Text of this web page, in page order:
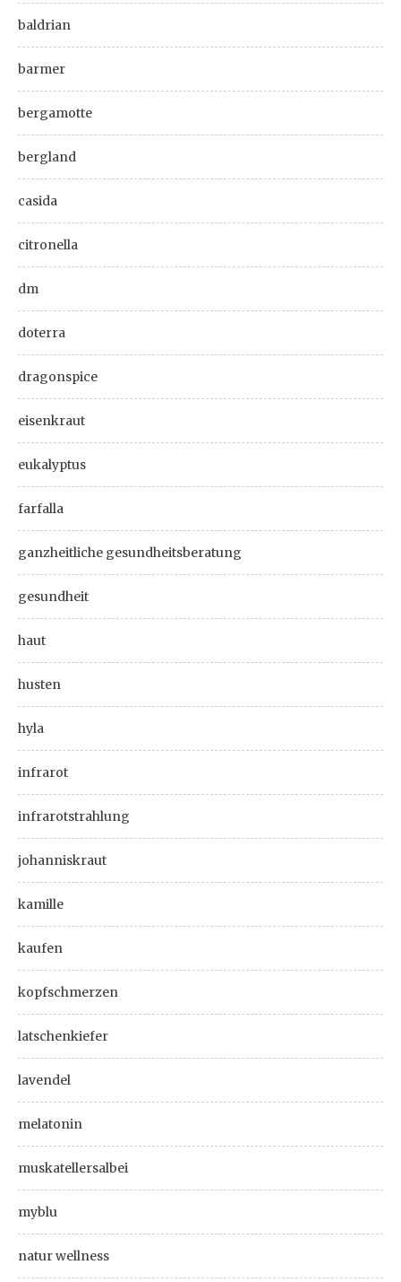
baldrian
barmer
bergamotte
bergland
casida
citronella
dm
doterra
dragonspice
eisenkraut
eukalyptus
farfalla
ganzheitliche gesundheitsberatung
gesundheit
haut
husten
hyla
infrarot
infrarotstrahlung
johanniskraut
kamille
kaufen
kopfschmerzen
latschenkiefer
lavendel
melatonin
muskatellersalbei
myblu
natur wellness